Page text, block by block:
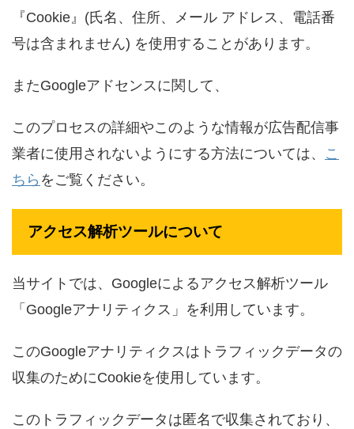
『Cookie』(氏名、住所、メール アドレス、電話番
号は含まれません) を使用することがあります。
またGoogleアドセンスに関して、
このプロセスの詳細やこのような情報が広告配信事
業者に使用されないようにする方法については、 こ
ちら をご覧ください。
アクセス解析ツールについて
当サイトでは、Googleによるアクセス解析ツール
「Googleアナリティクス」を利用しています。
このGoogleアナリティクスはトラフィックデータの
収集のためにCookieを使用しています。
このトラフィックデータは匿名で収集されており、